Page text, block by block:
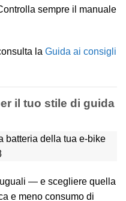
sempre il manuale
la Guida ai consigli
il tuo stile di guida
— e scegliere quella
e meno consumo di